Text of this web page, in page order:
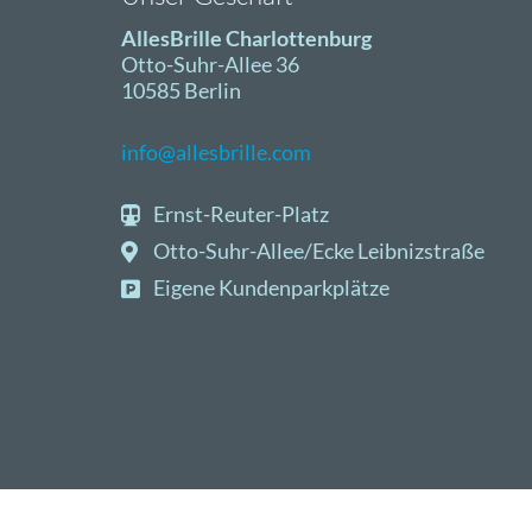
AllesBrille Charlottenburg
Otto-Suhr-Allee 36
10585 Berlin
info@allesbrille.com
Ernst-Reuter-Platz
Otto-Suhr-Allee/Ecke Leibnizstraße
Eigene Kundenparkplätze